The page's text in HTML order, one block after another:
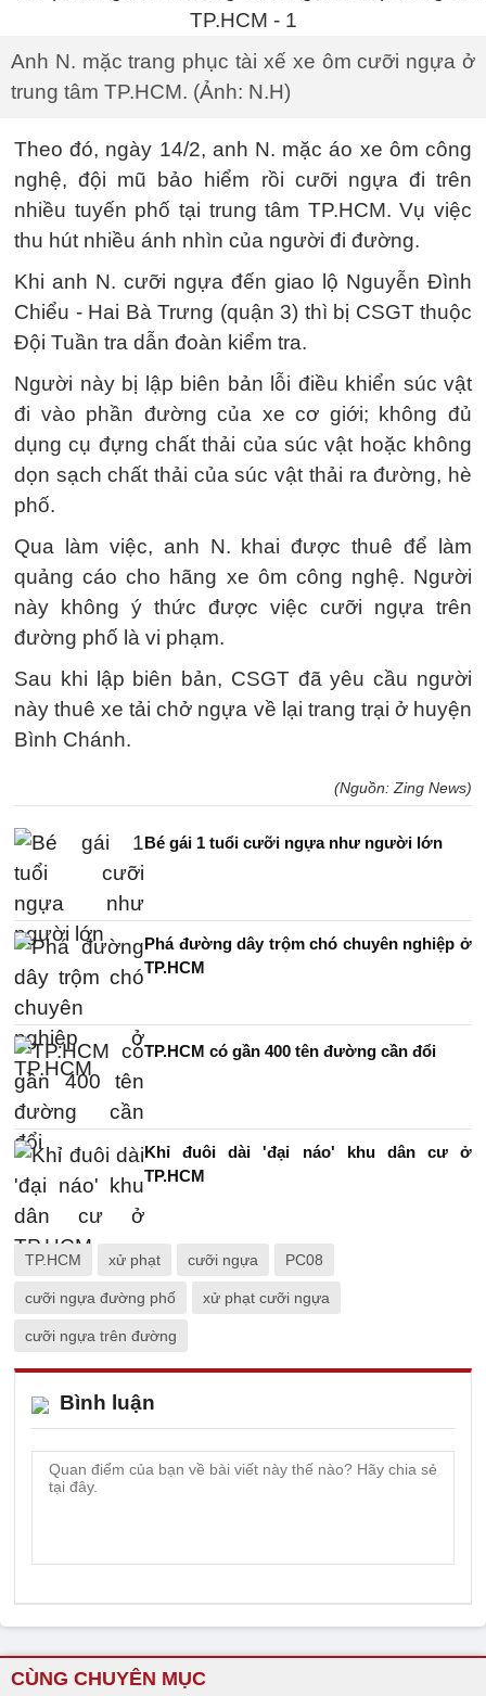
Anh N. mặc trang phục tài xế xe ôm cưỡi ngựa ở
trung tâm TP.HCM. (Ảnh: N.H)
Theo đó, ngày 14/2, anh N. mặc áo xe ôm công
nghệ, đội mũ bảo hiểm rồi cưỡi ngựa đi trên
nhiều tuyến phố tại trung tâm TP.HCM. Vụ việc
thu hút nhiều ánh nhìn của người đi đường.
Khi anh N. cưỡi ngựa đến giao lộ Nguyễn Đình
Chiểu - Hai Bà Trưng (quận 3) thì bị CSGT thuộc
Đội Tuần tra dẫn đoàn kiểm tra.
Người này bị lập biên bản lỗi điều khiển súc vật
đi vào phần đường của xe cơ giới; không đủ
dụng cụ đựng chất thải của súc vật hoặc không
dọn sạch chất thải của súc vật thải ra đường, hè
phố.
Qua làm việc, anh N. khai được thuê để làm
quảng cáo cho hãng xe ôm công nghệ. Người
này không ý thức được việc cưỡi ngựa trên
đường phố là vi phạm.
Sau khi lập biên bản, CSGT đã yêu cầu người
này thuê xe tải chở ngựa về lại trang trại ở huyện
Bình Chánh.
(Nguồn: Zing News)
Bé gái 1 tuổi cưỡi ngựa như người lớn
Phá đường dây trộm chó chuyên nghiệp ở
TP.HCM
TP.HCM có gần 400 tên đường cần đổi
Khỉ đuôi dài 'đại náo' khu dân cư ở
TP.HCM
TP.HCM xử phạt cưỡi ngựa PC08
cưỡi ngựa đường phố xử phạt cưỡi ngựa
cưỡi ngựa trên đường
Bình luận
CÙNG CHUYÊN MỤC